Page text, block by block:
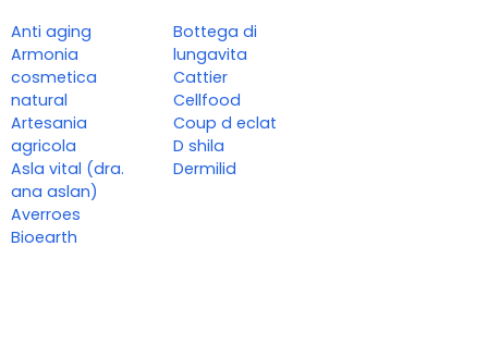
Anti aging
Armonia
cosmetica
natural
Artesania
agricola
Asla vital (dra.
ana aslan)
Averroes
Bioearth
Bottega di
lungavita
Cattier
Cellfood
Coup d eclat
D shila
Dermilid